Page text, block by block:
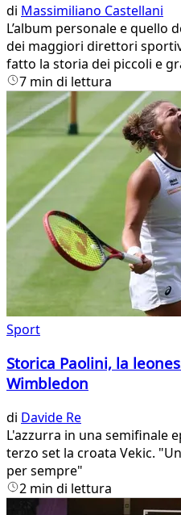
di Massimiliano Castellani
L’album personale e quello
dei maggiori direttori
fatto la storia dei piccoli e
7 min di lettura
Sport
Storica Paolini, la
Wimbledon
di Davide Re
L'azzurra in una semifinale
terzo set la croata Vekic.
per sempre"
2 min di lettura